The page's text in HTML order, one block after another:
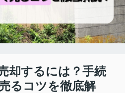
却するには？手続
るコツを徹底解